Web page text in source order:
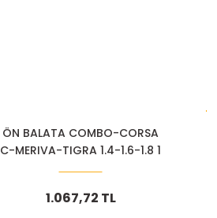
ÖN BALATA COMBO-CORSA
C-MERIVA-TIGRA 1.4-1.6-1.8 1
1.067,72 TL